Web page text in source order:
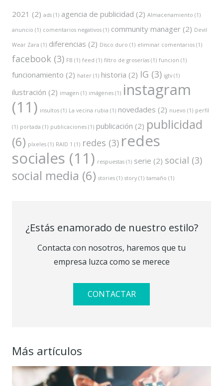
2021 (2) ads (1) agencia de publicidad (2) Almacenamiento (1)
anuncio (1) comentarios negativos (1) community manager (2) Devil
Wear Zara (1) diferencias (2) Disco duro (1) eliminar comentarios (1)
facebook (3) FB (1) feed (1) filtro de groserías (1) funcion (1)
funcionamiento (2) hater (1) historia (2) IG (3) igtv (1)
ilustración (2) imagen (1) imágenes (1) instagram
(11) insultos (1) La vecina rubia (1) novedades (2) nuevo (1) perfil
(1) portada (1) publicaciones (1) publicación (2) publicidad
(6) píxeles (1) RAID 1 (1) redes (3) redes
sociales (11) respuestas (1) serie (2) social (3)
social media (6) stories (1) story (1) tamaño (1)
¿Estás enamorado de nuestro estilo?
Contacta con nosotros, haremos que tu
empresa luzca como se merece
CONTACTAR
Más artículos